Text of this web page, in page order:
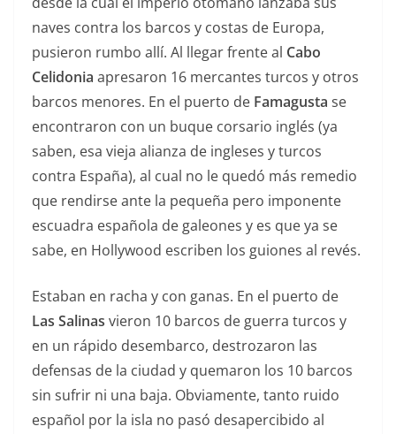
naves contra los barcos y costas de Europa,
pusieron rumbo allí. Al llegar frente al Cabo
Celidonia apresaron 16 mercantes turcos y otros
barcos menores. En el puerto de Famagusta se
encontraron con un buque corsario inglés (ya
saben, esa vieja alianza de ingleses y turcos
contra España), al cual no le quedó más remedio
que rendirse ante la pequeña pero imponente
escuadra española de galeones y es que ya se
sabe, en Hollywood escriben los guiones al revés.
Estaban en racha y con ganas. En el puerto de
Las Salinas vieron 10 barcos de guerra turcos y
en un rápido desembarco, destrozaron las
defensas de la ciudad y quemaron los 10 barcos
sin sufrir ni una baja. Obviamente, tanto ruido
español por la isla no pasó desapercibido al